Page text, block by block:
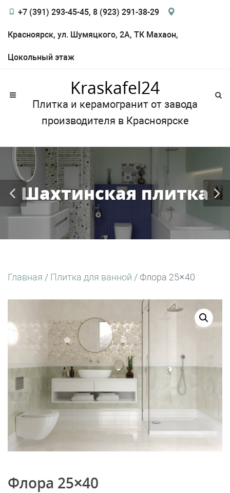
+7 (391) 293-45-45, 8 (923) 291-38-29
Красноярск, ул. Шумяцкого, 2А, ТК Махаон,
Цокольный этаж
Kraskafel24
Плитка и керамогранит от завода
производителя в Красноярске
Шахтинская плитка
Главная / Плитка для ванной / Флора 25×40
Флора 25×40